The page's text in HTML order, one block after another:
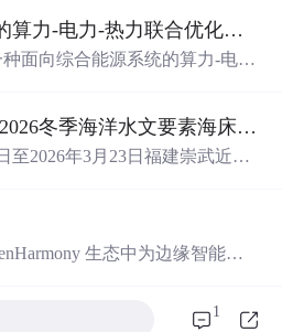
面向综合能源系统的算力-电力-热力联合优化调度策略（Matlab代码实现）
面向综合能源系统的算力-电
，通过构建精细化的数学模
求与计算任务的全局联合调
合粒子群算法（PSO）、灰狼
能优化算法进行高效求解。文档
还整合了大量相关科研主题与
福建崇武近岸2025-2026冬季海洋水文要素海床基观测数据集.zip
至2026年3月23日福建崇武近岸
观测数据以及质控文件，质控
的质量标志，包括通过（pas
生态中为边缘智能打
的 Linux 系统.
1